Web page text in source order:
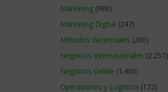
Marketing (988)
Marketing Digital (247)
Métodos Gerenciales (280)
Negocios Internacionales (2.257)
Negocios Online (1.405)
Operaciones y Logística (172)